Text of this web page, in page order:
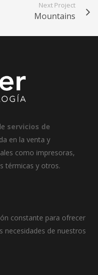
Next Project
Mountains
servicios de
en la venta y
como impresoras,
térmicas y otros.
constante para ofrecer
necesidades de nuestros